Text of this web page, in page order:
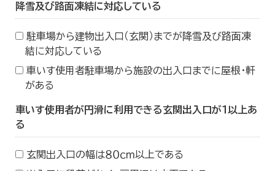
降雪及び路面凍結に対応している
駐車場から建物出入口（玄関）までが降雪及び路面凍
結に対応している
車いす使用者駐車場から施設の出入口までに屋根・軒
がある
車いす使用者が円滑に利用できる玄関出入口が１以上あ
る
玄関出入口の幅は８０ｃｍ以上である